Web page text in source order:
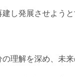
し発展させよう
理解を深め、未